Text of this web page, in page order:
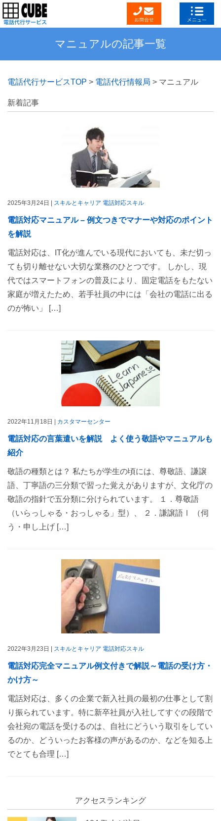
マニュアルの記事一覧
電話代行サービスTOP > 電話代行情報局 > マニュアル
新着記事
2025年3月24日 | スキルとキャリア 電話対応スキル
電話対応マニュアル – 例文つきでマナーや対応のポイント
を解説
電話対応は、IT化が進んでいる現代においても、未だ切っ
ても切り離せない大切な業務のひとつです。 しかし、現
代ではスマートフォンの普及により、固定電話をもたない
家庭が増えたため、若手社員の中には「会社の電話に出る
のが怖い」 […]
2022年11月18日 | カスタマーセンター
電話対応の言葉遣いを解説 よく使う敬語やマニュアルも
紹介
敬語の種類とは？ 私たちが学生の頃には、尊敬語、謙譲
語、丁寧語の三分類で習った覚えがありますが、文化庁の
敬語の指針で五分類に分けられています。 １．尊敬語
（いらっしゃる・おっしゃる」型）、 ２．謙譲語Ⅰ （伺
う・申し上げ […]
2022年3月23日 | スキルとキャリア 電話対応スキル
電話対応完全マニュアル例文付きで解説～電話の受け方・
かけ方～
電話対応は、多くの企業で新入社員の最初の仕事として割
り振られています。特に新卒社員が入社してすぐの段階で
会社宛の電話を受けるのは、自社にどういう取引をしてい
るのか、どういったお客様の声があるのか、などを知る上
でとても合理 […]
アクセスランキング